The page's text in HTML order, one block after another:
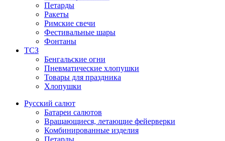
Петарды
Ракеты
Римские свечи
Фестивальные шары
Фонтаны
ТСЗ
Бенгальские огни
Пневматические хлопушки
Товары для праздника
Хлопушки
Русский салют
Батареи салютов
Вращающиеся, летающие фейерверки
Комбинированные изделия
Петарды